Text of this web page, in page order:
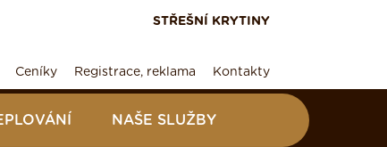
STŘEŠNÍ KRYTINY
Ceníky Registrace, reklama Kontakty
NAŠE SLUŽBY